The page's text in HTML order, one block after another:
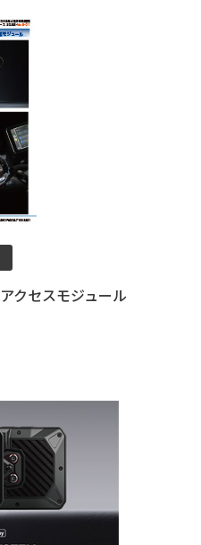
クセスモジュール